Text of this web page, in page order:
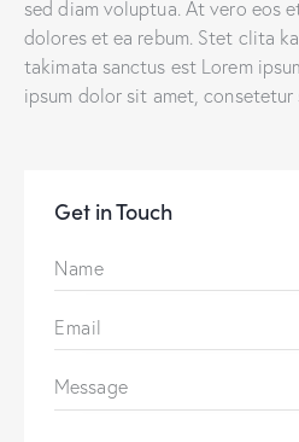
sed diam voluptua. At vero eos
dolores et ea rebum. Stet clita
takimata sanctus est Lorem
ipsum dolor sit amet,
Get in Touch